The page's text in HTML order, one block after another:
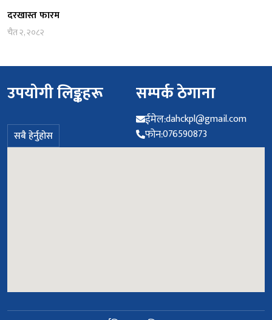
दरखास्त फारम
चैत २, २०८२
उपयोगी लिङ्कहरू
सबै हेर्नुहोस
सम्पर्क ठेगाना
ईमेल:dahckpl@gmail.com
फोन:076590873